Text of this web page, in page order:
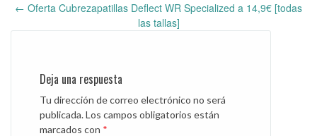
navigation
← Oferta Cubrezapatillas Deflect WR Specialized a 14,9€ [todas
las tallas]
Deja una respuesta
Tu dirección de correo electrónico no será
publicada.Los campos obligatorios están
marcados con *